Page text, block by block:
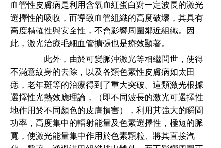
血管性皮膚病是利用含氧血紅蛋白對一定波長的激光
選擇性的吸收，而導致血管組織的高度破壞，其具有
高度精確性與安全性，不會影響周圍鄰近組織。因
此，激光治療毛細血管擴張也是療效顯著。
此外，由於可變脈沖激光等相繼問世，使得
不滿意紋身的去除，以及各類色素性皮膚病如太田
痣，老年斑等的治療得到了重大突破。這類激光根據
選擇性光熱效應理論，（即不同波長的激光可選擇性
地作用於不同顏色的皮膚損害），利用其強大的瞬間
功率，高度集中的輻射能量及色素選擇性，極短的脈
寬，使激光能量集中作用於色素顆粒、將其直接汽